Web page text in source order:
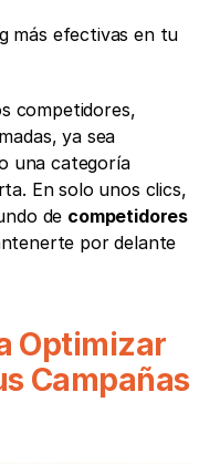
más efectivas en tu
competidores,
ya sea
una categoría
En solo unos clics,
de competidores
por delante
Optimizar
Campañas